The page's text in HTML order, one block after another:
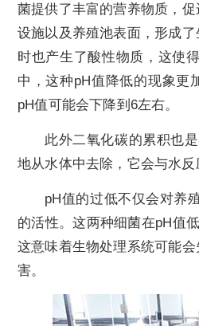
菌提供了丰富的营养物质，
设施以及养殖池表面，形成
时也产生了酸性物质，这使
中，这种pH值降低的现象更
pH值可能会下降到6左右。
此外二氧化碳的累积也
地从水体中去除，它会与水
pH值的过低不仅会对养
的活性。这两种细菌在pH值
这意味着生物处理系统可能
害。